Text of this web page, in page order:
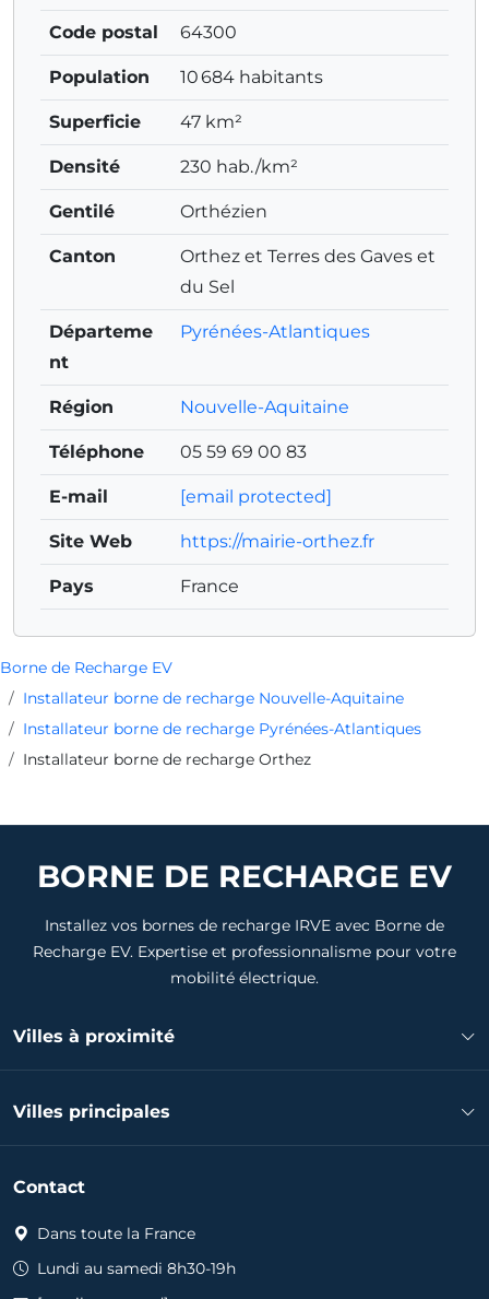
Borne de Recharge EV
Installateur borne de recharge Nouvelle-Aquitaine
Installateur borne de recharge Pyrénées-Atlantiques
Installateur borne de recharge Orthez
Code postal 64300
Population 10 684 habitants
Superficie 47 km²
Densité 230 hab./km²
Gentilé Orthézien
Canton
Orthez et Terres des Gaves et
du Sel
Départeme
nt
Pyrénées-Atlantiques
Région Nouvelle-Aquitaine
Téléphone 05 59 69 00 83
E-mail [email protected]
Site Web https://mairie-orthez.fr
Pays France
BORNE DE RECHARGE EV
Installez vos bornes de recharge IRVE avec Borne de
Recharge EV. Expertise et professionnalisme pour votre
mobilité électrique.
Villes à proximité
Installateur borne de recharge Dax
Installateur borne de recharge Lescar
Installateur borne de recharge Oloron-Sainte-Marie
Installateur borne de recharge Billère
Villes principales
Installateur borne de recharge Bayonne
Installateur borne de recharge Hendaye
Contact
Dans toute la France
Lundi au samedi 8h30-19h